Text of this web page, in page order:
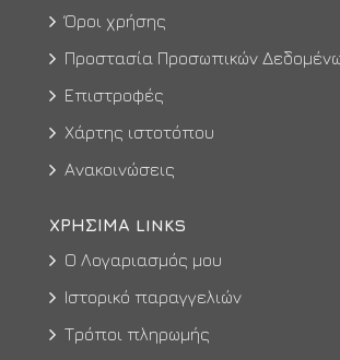
Όροι χρήσης
Προστασία Προσωπικών
Επιστροφές
Χάρτης ιστοτόπου
Ανακοινώσεις
ΧΡΉΣΙΜΑ LINKS
Ο Λογαριασμός μου
Ιστορικό παραγγελιών
Τρόποι πληρωμής